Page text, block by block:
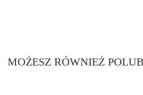
MOŻESZ RÓWNIEŻ